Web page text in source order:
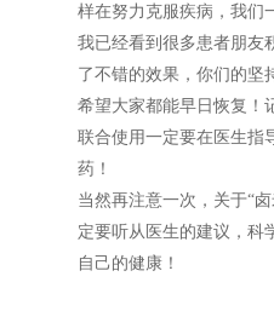
样在努力克服疾病，我们
我已经看到很多患者朋友
了不错的效果，你们的坚
希望大家都能早日恢复！
联合使用一定要在医生指
药！
当然再注意一次，关于“
定要听从医生的建议，科
自己的健康！